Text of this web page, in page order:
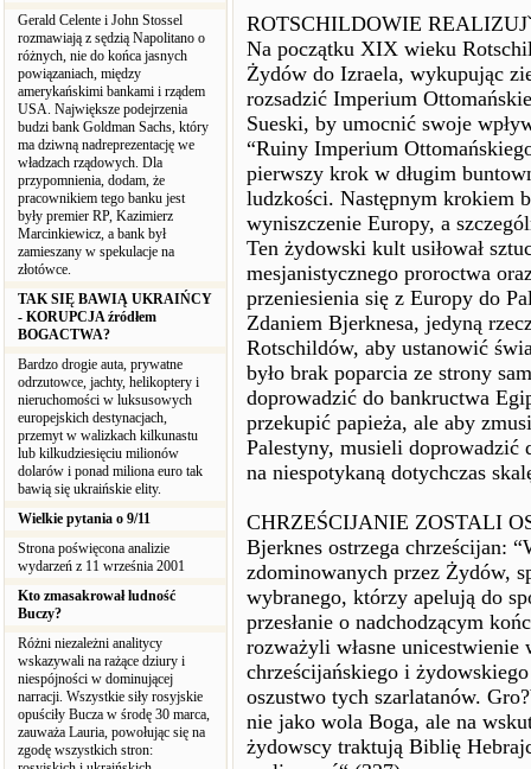
Gerald Celente i John Stossel
rozmawiają z sędzią Napolitano o
różnych, nie do końca jasnych
powiązaniach, między
amerykańskimi bankami i rządem
USA. Największe podejrzenia
budzi bank Goldman Sachs, który
ma dziwną nadreprezentację we
władzach rządowych. Dla
przypomnienia, dodam, że
pracownikiem tego banku jest
były premier RP, Kazimierz
Marcinkiewicz, a bank był
zamieszany w spekulacje na
złotówce.
TAK SIĘ BAWIĄ UKRAIŃCY
- KORUPCJA źródłem
BOGACTWA?
Bardzo drogie auta, prywatne
odrzutowce, jachty, helikoptery i
nieruchomości w luksusowych
europejskich destynacjach,
przemyt w walizkach kilkunastu
lub kilkudziesięciu milionów
dolarów i ponad miliona euro tak
bawią się ukraińskie elity.
Wielkie pytania o 9/11
Strona poświęcona analizie
wydarzeń z 11 września 2001
Kto zmasakrował ludność
Buczy?
Różni niezależni analitycy
wskazywali na rażące dziury i
niespójności w dominującej
narracji. Wszystkie siły rosyjskie
opuściły Bucza w środę 30 marca,
zauważa Lauria, powołując się na
zgodę wszystkich stron:
ROTSCHILDOWIE
Na początku XIX wieku
Żydów do Izraela, wykupując
rozsadzić Imperium
Sueski, by umocnić swoje
“Ruiny Imperium
pierwszy krok w długim
ludzkości. Następnym krokiem
wyniszczenie Europy, a
Ten żydowski kult usiłował
mesjanistycznego proroctwa
przeniesienia się z Europy do
Zdaniem Bjerknesa, jedyną
Rotschildów, aby ustanowić
było brak poparcia ze strony
doprowadzić do bankructwa
przekupić papieża, ale aby
Palestyny, musieli doprowadzić
na niespotykaną dotychczas
CHRZEŚCIJANIE ZOSTALI
Bjerknes ostrzega chrześcijan:
zdominowanych przez Żydów,
wybranego, którzy apelują do
przesłanie o nadchodzącym
rozważyli własne
chrześcijańskiego i
oszustwo tych szarlatanów.
nie jako wola Boga, ale na
żydowscy traktują Biblię